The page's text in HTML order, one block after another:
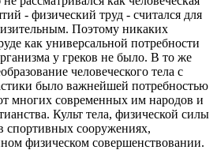
- физический труд - считался для
Поэтому никаких
как универсальной потребности
у греков не было. В то же
человеческого тела с
было важнейшей потребностью
многих современных им народов и
Культ тела, физической силы
спортивных сооружениях,
физическом совершенствовании.